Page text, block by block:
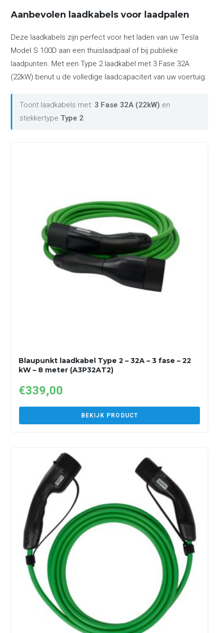
Aanbevolen laadkabels voor laadpalen
Deze laadkabels zijn perfect voor het laden van uw Tesla
Model S 100D aan een thuislaadpaal of bij publieke
laadpunten. Met een Type 2 laadkabel met 3 Fase 32A
(22kW) benut u de volledige laadcapaciteit van uw voertuig.
Toont laadkabels met: 3 Fase 32A (22kW) en
stekkertypeType 2
Blaupunkt laadkabel Type 2 – 32A – 3 fase – 22
kW – 8 meter (A3P32AT2)
€339,00
BEKIJK PRODUCT